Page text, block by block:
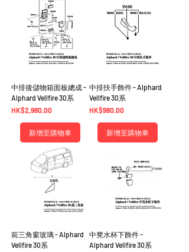
中排後儲物箱面板總成 -
Alphard Vellfire 30系
價格
HK$2,980.00
新增至購物車
中排扶手飾件 - Alphard
Vellfire 30系
價格
HK$980.00
新增至購物車
前三角窗玻璃 - Alphard
Vellfire 30系
中凳水杯下飾件 -
Alphard Vellfire 30系